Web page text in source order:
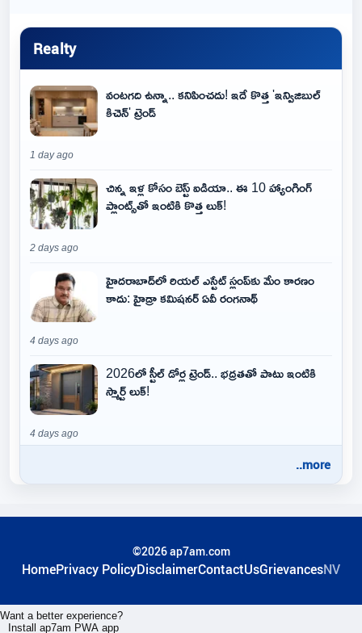
Realty
వంటగది ఉన్నా.. కనిపించదు! ఇదే కొత్త 'ఇన్విజిబుల్
కిచెన్' ట్రెండ్
1 day ago
చిన్న ఇళ్ల కోసం బెస్ట్ ఐడియా.. ఈ 10 హ్యాంగింగ్
ప్లాంట్స్‌తో ఇంటికి కొత్త లుక్!
2 days ago
హైదరాబాద్‌లో రియల్ ఎస్టేట్ స్లంప్‌కు మేం కారణం
కాదు: హైడ్రా కమిషనర్ ఏవీ రంగనాథ్
4 days ago
2026లో స్టీల్ డోర్ల ట్రెండ్.. భద్రతతో పాటు ఇంటికి
స్మార్ట్ లుక్!
4 days ago
..more
©2026 ap7am.com
HomePrivacy PolicyDisclaimerContactUsGrievancesNV
Want a better experience?
Install ap7am PWA app